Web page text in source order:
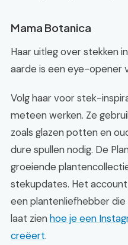
Mama Botanica
Haar uitleg over stekken
aarde is een eye-opener
Volg haar voor stek-
meteen werken. Ze
zoals glazen potten en
dure spullen nodig. De
groeiende
stekupdates. Het
een plantenliefhebber
laat zienhoe je een
creëert.